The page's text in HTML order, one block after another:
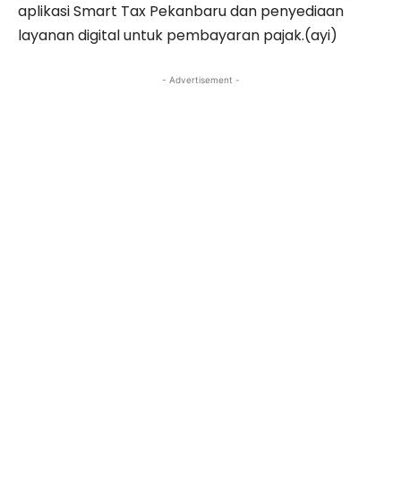
aplikasi Smart Tax Pekanbaru dan penyediaan
layanan digital untuk pembayaran pajak.(ayi)
- Advertisement -